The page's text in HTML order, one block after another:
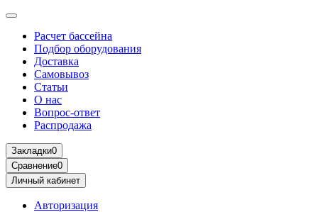
Расчет бассейна
Подбор оборудования
Доставка
Самовывоз
Статьи
О нас
Вопрос-ответ
Распродажа
Закладки0
Сравнение0
Личный кабинет
Авторизация